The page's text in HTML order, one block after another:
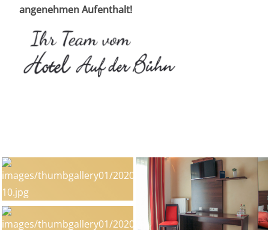
angenehmen Aufenthalt!